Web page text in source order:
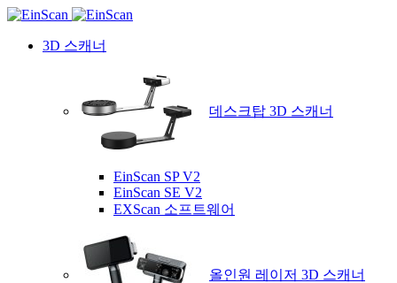
3D 스캐너
데스크탑 3D 스캐너
EinScan SP V2
EinScan SE V2
EXScan 소프트웨어
올인원 레이저 3D 스캐너